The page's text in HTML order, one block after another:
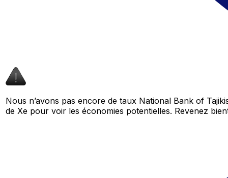
Nous n’avons pas encore de taux National Bank of
de Xe pour voir les économies potentielles. Revenez